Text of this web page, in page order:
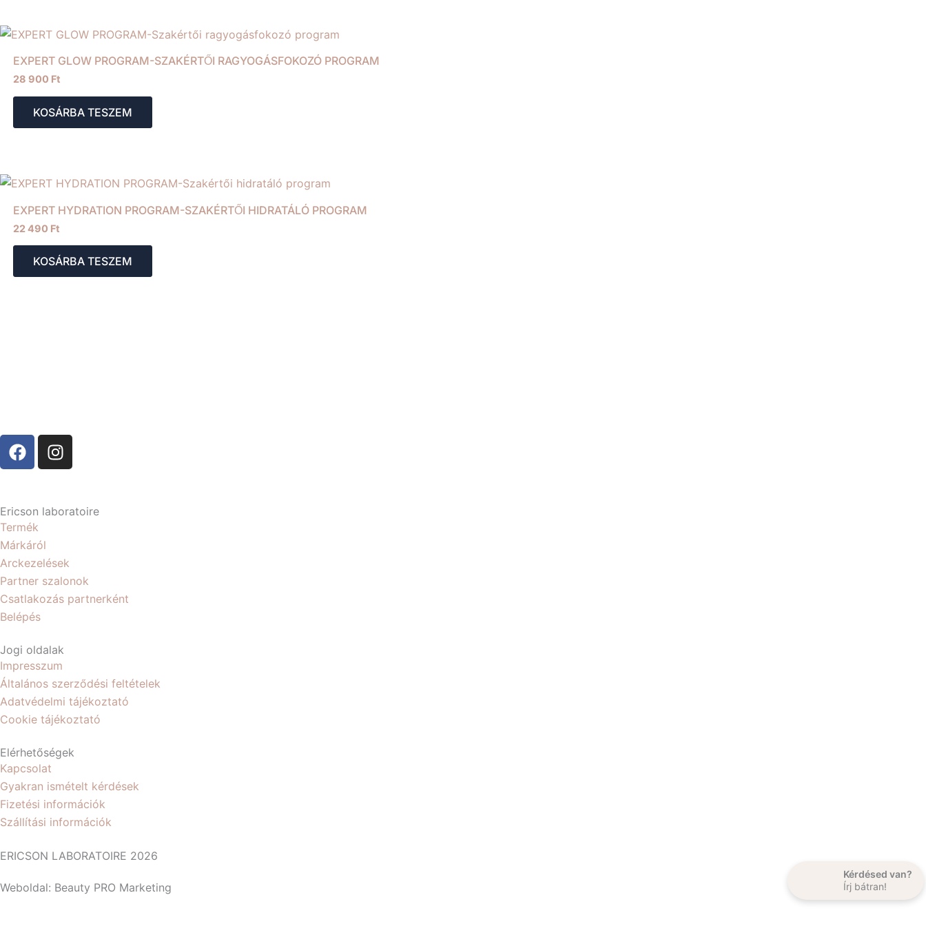
EXPERT GLOW PROGRAM-SZAKÉRTŐI RAGYOGÁSFOKOZÓ PROGRAM
28 900 Ft
KOSÁRBA TESZEM
EXPERT HYDRATION PROGRAM-SZAKÉRTŐI HIDRATÁLÓ PROGRAM
22 490 Ft
KOSÁRBA TESZEM
F
a
b
o
o
k
I
n
a
a
m
Ericson laboratoire
Termék
Márkáról
Arckezelések
Partner szalonok
Csatlakozás partnerként
Belépés
Jogi oldalak
Impresszum
Általános szerződési feltételek
Adatvédelmi tájékoztató
Cookie tájékoztató
Elérhetőségek
Kapcsolat
Gyakran ismételt kérdések
Fizetési információk
Szállítási információk
ERICSON LABORATOIRE 2026
Weboldal: Beauty PRO Marketing
Kérdésed van?
Írj bátran!